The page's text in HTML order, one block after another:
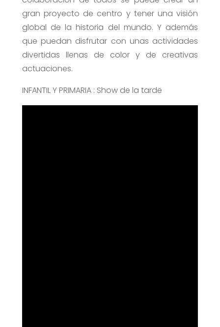
gran proyecto de centro y tener una visión
global de la historia del mundo. Y además
que puedan disfrutar con unas actividades
divertidas llenas de color y de creativas
actuaciones.
INFANTIL Y PRIMARIA : Show de la tarde